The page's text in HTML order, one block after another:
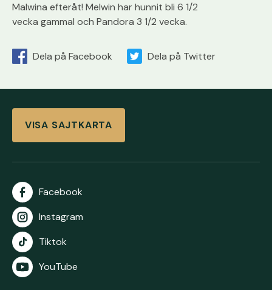
Malwina efteråt! Melwin har hunnit bli 6 1/2
vecka gammal och Pandora 3 1/2 vecka.
Dela på Facebook Dela på Twitter
VISA SAJTKARTA
Facebook
Instagram
Tiktok
YouTube